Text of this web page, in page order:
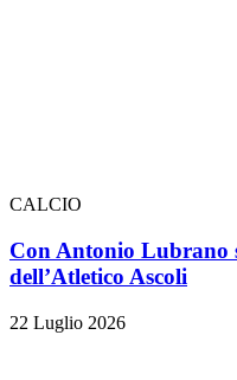
CALCIO
Con Antonio Lubrano
dell’Atletico Ascoli
22 Luglio 2026